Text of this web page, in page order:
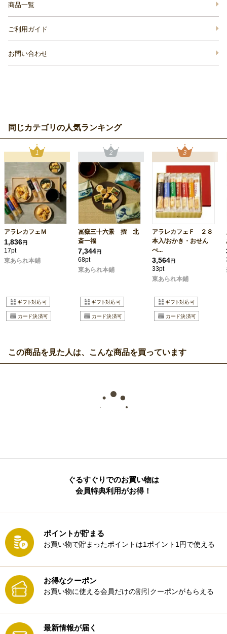
商品一覧
ご利用ガイド
お問い合わせ
同じカテゴリの人気ランキング
アラレカフェＭ
1,836円
17pt
東あられ本鋪
冨嶽三十六景 撰 北
斎一福
7,344円
68pt
東あられ本鋪
アラレカフェＦ ２８
本入/おかき・おせん
べ...
3,564円
33pt
東あられ本鋪
この商品を見た人は、こんな商品を買っています
ぐるすぐりでのお買い物は
会員特典利用がお得！
ポイントが貯まる
お買い物で貯まったポイントは1ポイント1円で使える
お得なクーポン
お買い物に使える会員だけの割引クーポンがもらえる
最新情報が届く